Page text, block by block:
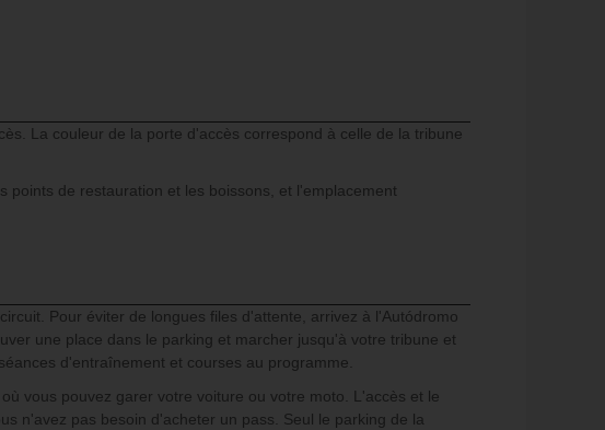
La couleur de la porte d'accès correspond à celle de la tribune
points de restauration et les boissons, et l'emplacement
Pour éviter de longues files d'attente, arrivez à l'Autódromo
une place dans le parking et marcher jusqu'à votre tribune et
d'entraînement et courses au programme.
vous pouvez garer votre voiture ou votre moto. L'accès et le
n'avez pas besoin d'acheter un pass. Seul le parking de la